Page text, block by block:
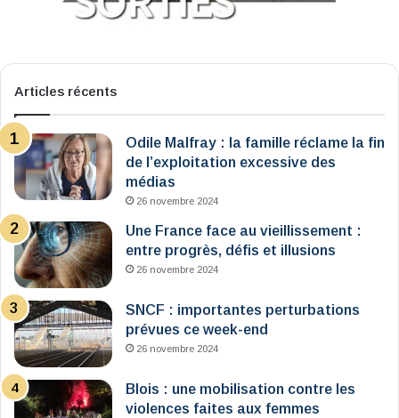
Articles récents
Odile Malfray : la famille réclame la fin
de l’exploitation excessive des
médias
26 novembre 2024
Une France face au vieillissement :
entre progrès, défis et illusions
26 novembre 2024
SNCF : importantes perturbations
prévues ce week-end
26 novembre 2024
Blois : une mobilisation contre les
violences faites aux femmes